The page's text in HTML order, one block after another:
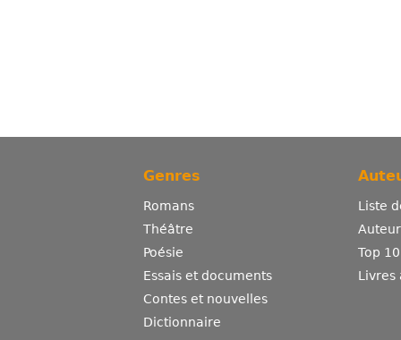
Genres
Romans
Théâtre
Poésie
Essais et documents
Contes et nouvelles
Dictionnaire
Liste
Top
Livres